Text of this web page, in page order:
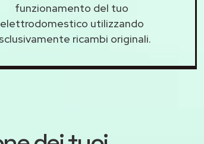
funzionamento del tuo
elettrodomestico utilizzando
ricambi originali.